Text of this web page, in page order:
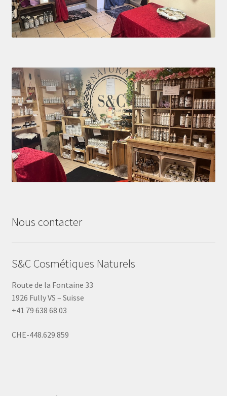
Nous contacter
S&C Cosmétiques Naturels
Route de la Fontaine 33
1926 Fully VS – Suisse
+41 79 638 68 03
CHE-448.629.859